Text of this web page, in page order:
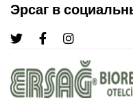
Эрсаг в